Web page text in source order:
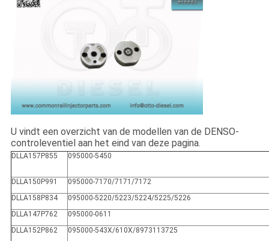
U vindt een overzicht van de modellen van de DENSO-
controleventiel aan het eind van deze pagina.
DLLA157P855 095000-5450
DLLA150P991
095000-7170/7171/7172
DLLA158P834
095000-5220/5223/5224/5225/5226
DLLA147P762
095000-0611
DLLA152P862
095000-543X/610X/8973113725